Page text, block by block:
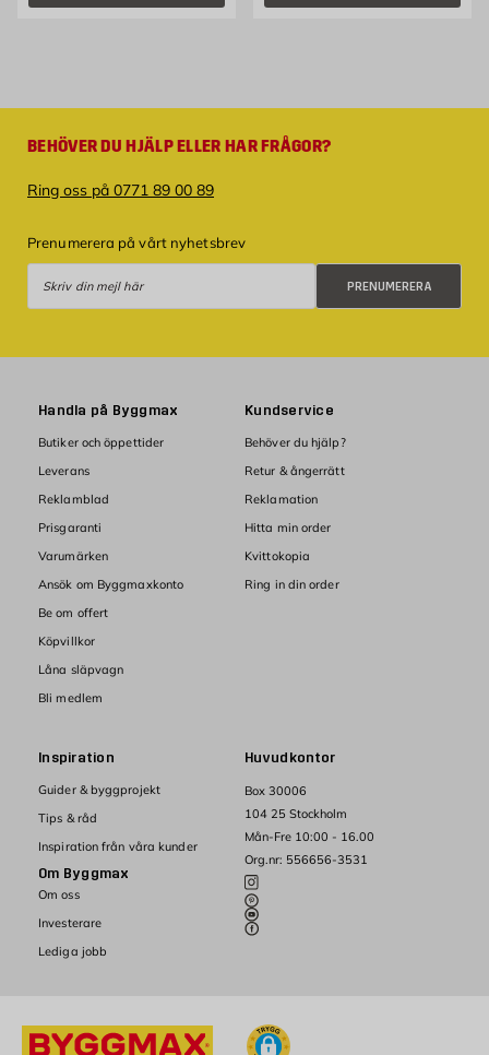
BEHÖVER DU HJÄLP ELLER HAR FRÅGOR?
Ring oss på 0771 89 00 89
Prenumerera på vårt nyhetsbrev
PRENUMERERA
Huvudkontor
Box 30006
104 25 Stockholm
Mån-Fre 10:00 - 16.00
Org.nr: 556656-3531
Handla på Byggmax
Butiker och öppettider
Leverans
Reklamblad
Prisgaranti
Varumärken
Ansök om Byggmaxkonto
Be om offert
Köpvillkor
Låna släpvagn
Bli medlem
Kundservice
Behöver du hjälp?
Retur & ångerrätt
Reklamation
Hitta min order
Kvittokopia
Ring in din order
Inspiration
Guider & byggprojekt
Tips & råd
Inspiration från våra kunder
Om Byggmax
Om oss
Investerare
Lediga jobb